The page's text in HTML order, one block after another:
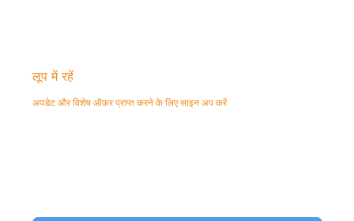
लूप में रहें
अपडेट और विशेष ऑफ़र प्राप्त करने के लिए साइन अप करें